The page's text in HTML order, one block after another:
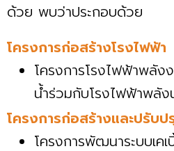
ด้วย พบว่าประกอบด้วย
โครงการก่อสร้างโรงไฟฟ้า
โครงการโรงไฟฟ้าพลั
น้ำร่วมกับโรงไฟฟ้าพลัง
โครงการก่อสร้างและปรับ
โครงการพัฒนาระบบเค